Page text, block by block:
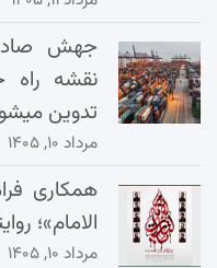
جهش
نقشه راه
تدوین
مرداد ۱۰, ۱۴۰۵
همکاری
الامام»؛
مرداد ۱۰, ۱۴۰۵